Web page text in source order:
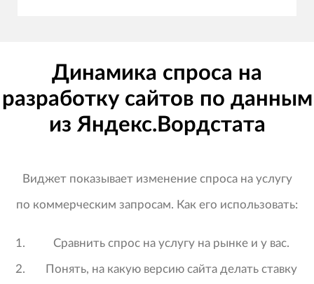
Динамика спроса на
разработку сайтов по данным
из Яндекс.Вордстата
Виджет показывает изменение спроса на услугу
по коммерческим запросам. Как его использовать:
Сравнить спрос на услугу на рынке и у вас.
Понять, на какую версию сайта делать ставку